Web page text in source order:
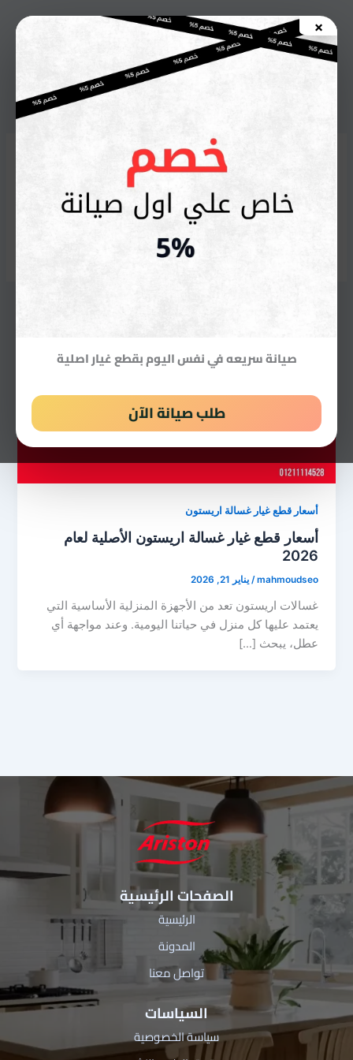
×
صيانة سريعه في نفس اليوم بقطع غيار اصلية
طلب صيانة الآن
إلى
المحتوى
أسعار قطع غيار غسالة
اريستون
أسعار قطع غيار غسالة اريستون
أسعار قطع غيار غسالة اريستون الأصلية لعام
2026
mahmoudseo
/يناير 21, 2026
غسالات اريستون تعد من الأجهزة المنزلية الأساسية التي
يعتمد عليها كل منزل في حياتنا اليومية. وعند مواجهة أي
عطل، يبحث […]
الصفحات الرئيسية
الرئيسية
المدونة
تواصل معنا
السياسات
سياسة الخصوصية